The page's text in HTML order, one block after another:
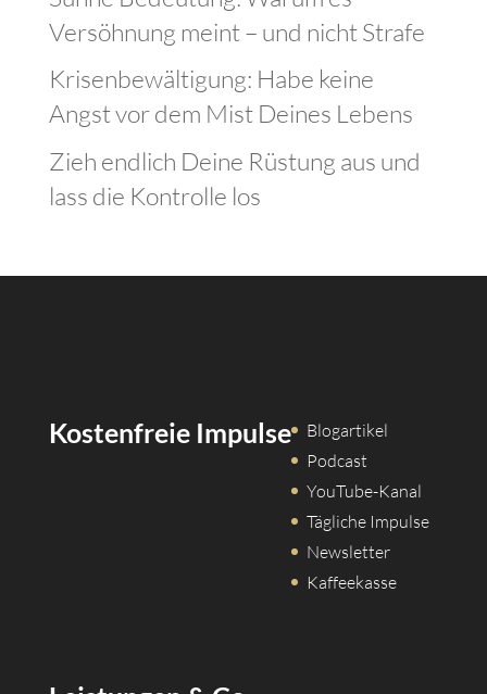
Sühne Bedeutung: Warum es
Versöhnung meint – und nicht Strafe
Krisenbewältigung: Habe keine
Angst vor dem Mist Deines Lebens
Zieh endlich Deine Rüstung aus und
Blogartikel
Podcast
YouTube-Kanal
Tägliche Impulse
Newsletter